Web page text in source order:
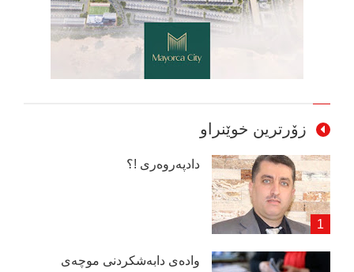
زۆرترین خوێنراو
دادپەروەری !؟
وادەی دابەشكردنی موچەی